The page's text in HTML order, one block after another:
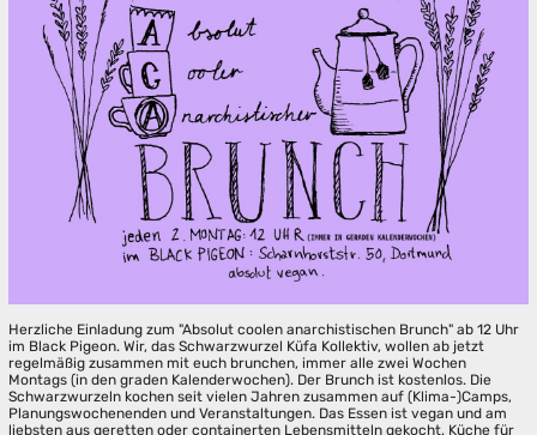
Herzliche Einladung zum "Absolut coolen anarchistischen Brunch" ab 12 Uhr
im Black Pigeon. Wir, das Schwarzwurzel Küfa Kollektiv, wollen ab jetzt
regelmäßig zusammen mit euch brunchen, immer alle zwei Wochen
Montags (in den graden Kalenderwochen). Der Brunch ist kostenlos. Die
Schwarzwurzeln kochen seit vielen Jahren zusammen auf (Klima-)Camps,
Planungswochenenden und Veranstaltungen. Das Essen ist vegan und am
liebsten aus geretten oder containerten Lebensmitteln gekocht. Küche für